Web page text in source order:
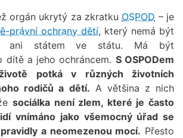
orgán ukrytý za zkratku OSPOD – je
právní ochrany dětí, který nemá být
ani státem ve státu. Má být
dítě a jeho ochráncem. S OSPODem
potká v různých životních
rodičů a dětí. A většina z nich
sociálka není zlem, které je často
vnímáno jako všemocný úřad se
a neomezenou mocí. Přesto